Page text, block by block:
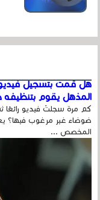
هل قمت بتسجيل فيديو
المذهل يقوم بتنظيفه
كم مرة سجلتَ فيديو
ضوضاء غير مرغوب فيها؟
المخصص ...